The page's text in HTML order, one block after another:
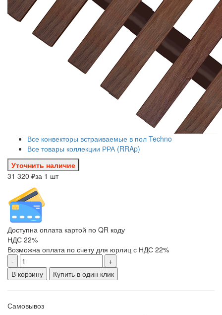
Все конвекторы встраиваемые в пол Techno
Все товары коллекции РРА (RRAp)
Уточнить наличие
31 320 ₽за 1 шт
Доступна оплата картой по QR коду
НДС 22%
Возможна оплата по счету для юрлиц с НДС 22%
-
+
В корзину
Купить в один клик
Самовывоз